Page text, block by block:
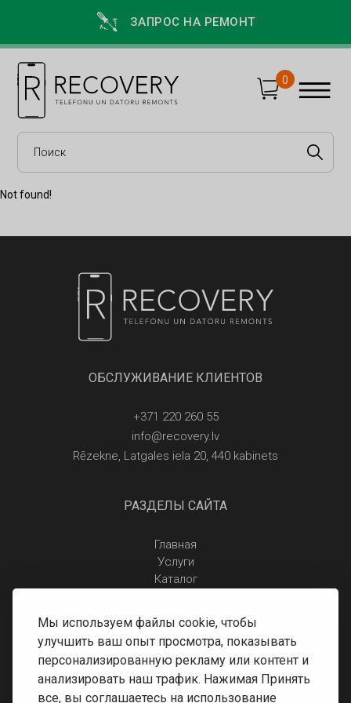
Мы используем файлы cookie, чтобы
улучшить ваш опыт просмотра, показывать
персонализированную рекламу или контент и
анализировать наш трафик. Нажимая Принять
все, вы соглашаетесь на использование
ЗАПРОС НА РЕМОНТ
0
Not found!
ОБСЛУЖИВАНИЕ КЛИЕНТОВ
+371 220 260 55
info@recovery.lv
Rēzekne, Latgales iela 20, 440 kabinets
РАЗДЕЛЫ САЙТА
Главная
Услуги
Каталог
Правила защиты персональных данных
Доставка и оплата
Условия возврата